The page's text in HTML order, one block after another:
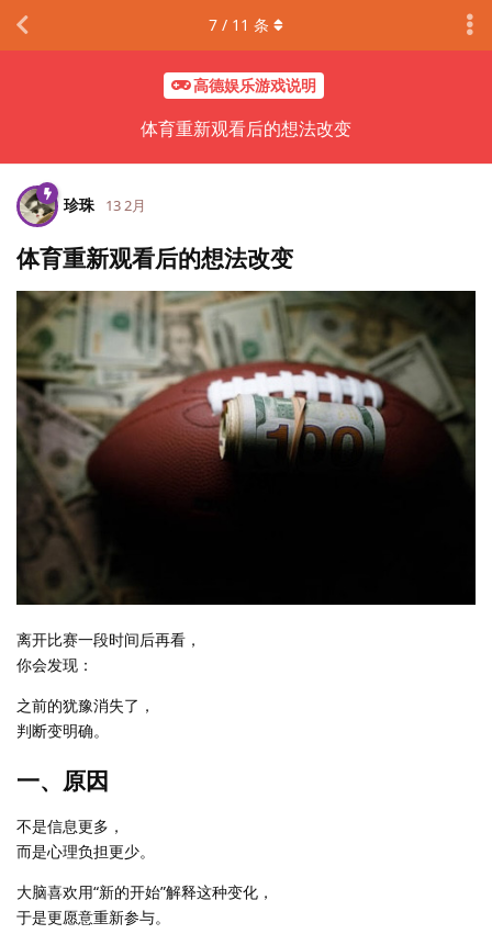
高德娱乐游戏说明
体育重新观看后的想法改变
7 / 11 条
珍珠 13 2月
体育重新观看后的想法改变
离开比赛一段时间后再看，
你会发现：
之前的犹豫消失了，
判断变明确。
一、原因
不是信息更多，
而是心理负担更少。
大脑喜欢用“新的开始”解释这种变化，
于是更愿意重新参与。